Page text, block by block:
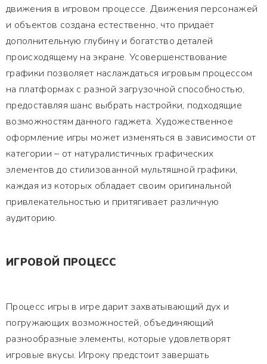
движения в игровом процессе. Движения персонажей
и объектов создана естественно, что придаёт
дополнительную глубину и богатство деталей
происходящему на экране. Усовершенствование
графики позволяет наслаждаться игровым процессом
на платформах с разной загрузочной способностью,
предоставляя шанс выбрать настройки, подходящие
возможностям данного гаджета. Художественное
оформление игры может изменяться в зависимости от
категории – от натуралистичных графических
элементов до стилизованной мультяшной графики,
каждая из которых обладает своим оригинальной
привлекательностью и притягивает различную
аудиторию.
ИГРОВОЙ ПРОЦЕСС
Процесс игры в игре дарит захватывающий дух и
погружающих возможностей, объединяющий
разнообразные элементы, которые удовлетворят
игровые вкусы. Игроку предстоит завершать